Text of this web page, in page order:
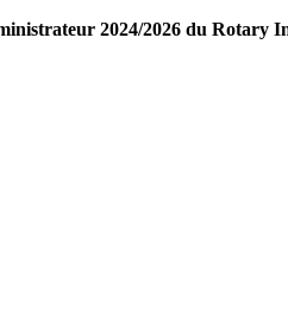
2024/2026 du Rotary